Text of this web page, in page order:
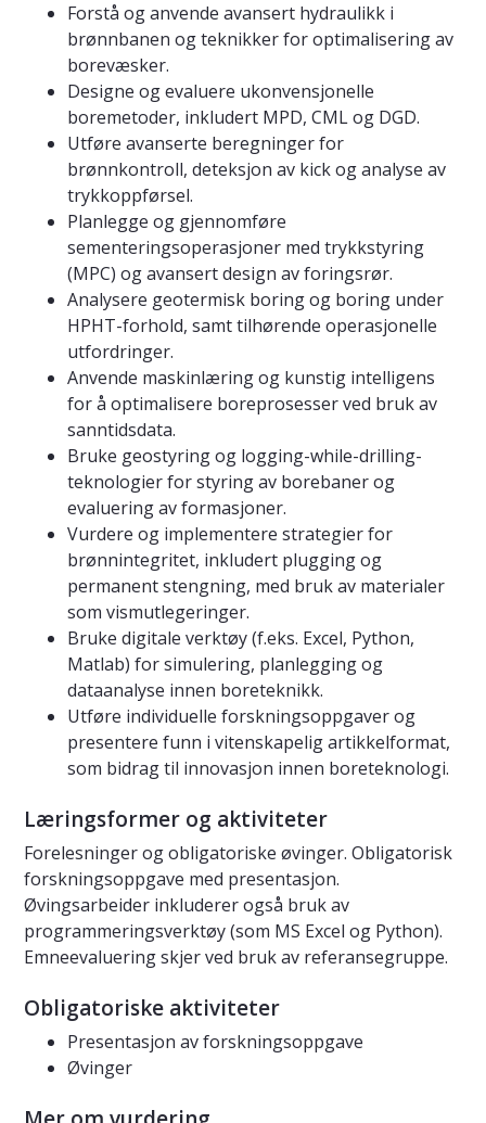
Forstå og anvende avansert hydraulikk i
brønnbanen og teknikker for optimalisering av
borevæsker.
Designe og evaluere ukonvensjonelle
boremetoder, inkludert MPD, CML og DGD.
Utføre avanserte beregninger for
brønnkontroll, deteksjon av kick og analyse av
trykkoppførsel.
Planlegge og gjennomføre
sementeringsoperasjoner med trykkstyring
(MPC) og avansert design av foringsrør.
Analysere geotermisk boring og boring under
HPHT-forhold, samt tilhørende operasjonelle
utfordringer.
Anvende maskinlæring og kunstig intelligens
for å optimalisere boreprosesser ved bruk av
sanntidsdata.
Bruke geostyring og logging-while-drilling-
teknologier for styring av borebaner og
evaluering av formasjoner.
Vurdere og implementere strategier for
brønnintegritet, inkludert plugging og
permanent stengning, med bruk av materialer
som vismutlegeringer.
Bruke digitale verktøy (f.eks. Excel, Python,
Matlab) for simulering, planlegging og
dataanalyse innen boreteknikk.
Utføre individuelle forskningsoppgaver og
presentere funn i vitenskapelig artikkelformat,
som bidrag til innovasjon innen boreteknologi.
Læringsformer og aktiviteter
Forelesninger og obligatoriske øvinger. Obligatorisk
forskningsoppgave med presentasjon.
Øvingsarbeider inkluderer også bruk av
programmeringsverktøy (som MS Excel og Python).
Emneevaluering skjer ved bruk av referansegruppe.
Obligatoriske aktiviteter
Presentasjon av forskningsoppgave
Øvinger